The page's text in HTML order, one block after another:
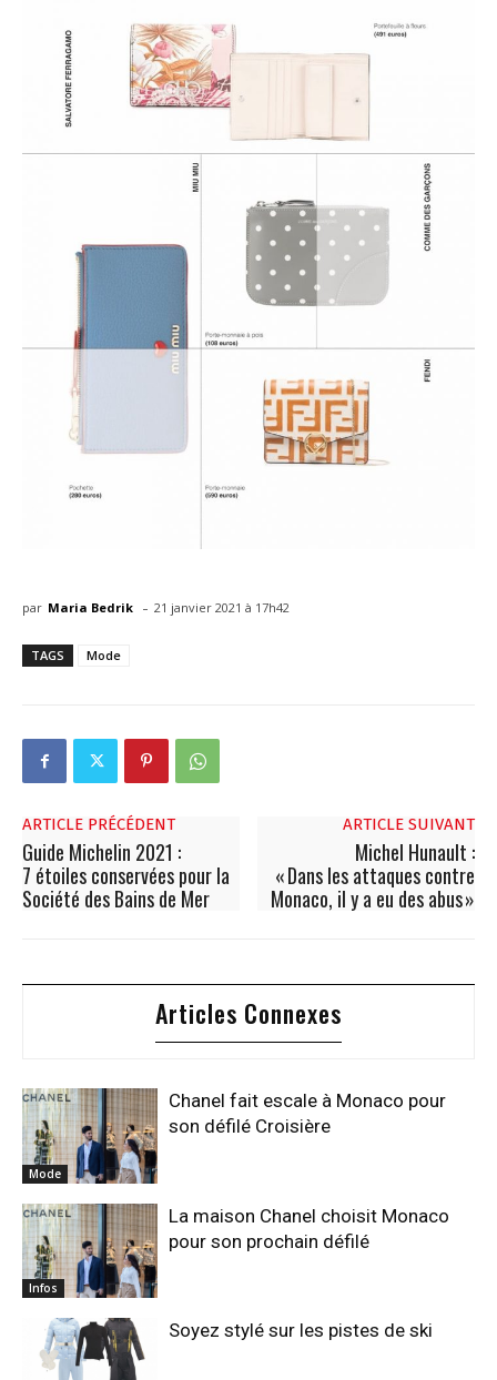
par Maria Bedrik - 21 janvier 2021 à 17h42
TAGS Mode
ARTICLE PRÉCÉDENT
Guide Michelin 2021 :
7 étoiles conservées pour la
Société des Bains de Mer
ARTICLE SUIVANT
Michel Hunault :
« Dans les attaques contre
Monaco, il y a eu des abus »
Articles Connexes
Mode
Chanel fait escale à Monaco pour
son défilé Croisière
Infos
La maison Chanel choisit Monaco
pour son prochain défilé
Soyez stylé sur les pistes de ski